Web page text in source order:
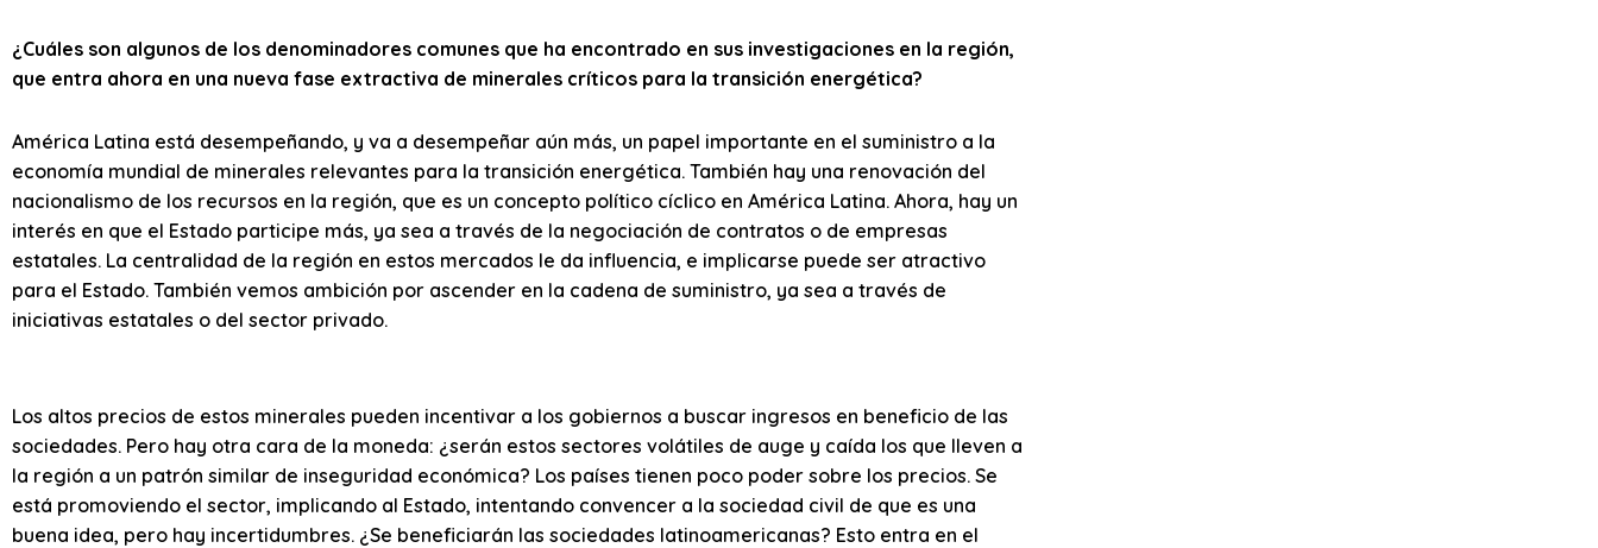
¿Cuáles son algunos de los denominadores comunes que ha encontrado en sus investigaciones en la región,
que entra ahora en una nueva fase extractiva de minerales críticos para la transición energética?
América Latina está desempeñando, y va a desempeñar aún más, un papel importante en el suministro a la
economía mundial de minerales relevantes para la transición energética. También hay una renovación del
nacionalismo de los recursos en la región, que es un concepto político cíclico en América Latina. Ahora, hay un
interés en que el Estado participe más, ya sea a través de la negociación de contratos o de empresas
estatales. La centralidad de la región en estos mercados le da influencia, e implicarse puede ser atractivo
para el Estado. También vemos ambición por ascender en la cadena de suministro, ya sea a través de
iniciativas estatales o del sector privado.
Los altos precios de estos minerales pueden incentivar a los gobiernos a buscar ingresos en beneficio de las
sociedades. Pero hay otra cara de la moneda: ¿serán estos sectores volátiles de auge y caída los que lleven a
la región a un patrón similar de inseguridad económica? Los países tienen poco poder sobre los precios. Se
está promoviendo el sector, implicando al Estado, intentando convencer a la sociedad civil de que es una
buena idea, pero hay incertidumbres. ¿Se beneficiarán las sociedades latinoamericanas? Esto entra en el